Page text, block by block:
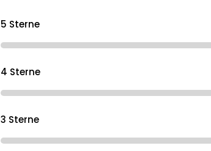
5 Sterne
4 Sterne
3 Sterne